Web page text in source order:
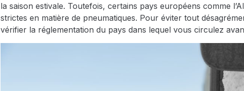
la saison estivale. Toutefois, certains pays européens comme
strictes en matière de pneumatiques. Pour éviter tout
vérifier la réglementation du pays dans lequel vous circulez